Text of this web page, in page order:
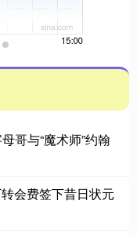
哥与“魔术师”约翰
会费签下昔日状元